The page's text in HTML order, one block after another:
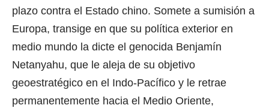
plazo contra el Estado chino. Somete a sumisión a
Europa, transige en que su política exterior en
medio mundo la dicte el genocida Benjamín
Netanyahu, que le aleja de su objetivo
geoestratégico en el Indo-Pacífico y le retrae
permanentemente hacia el Medio Oriente,